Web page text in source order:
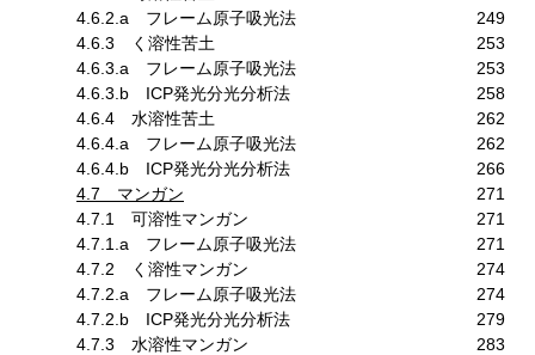
4.6.2.a フレーム原子吸光法
249
4.6.3 く溶性苦土
253
4.6.3.a フレーム原子吸光法
253
4.6.3.b ICP発光分光分析法
258
4.6.4 水溶性苦土
262
4.6.4.a フレーム原子吸光法
262
4.6.4.b ICP発光分光分析法
266
4.7 マンガン
271
4.7.1 可溶性マンガン
271
4.7.1.a フレーム原子吸光法
271
4.7.2 く溶性マンガン
274
4.7.2.a フレーム原子吸光法
274
4.7.2.b ICP発光分光分析法
279
4.7.3 水溶性マンガン
283